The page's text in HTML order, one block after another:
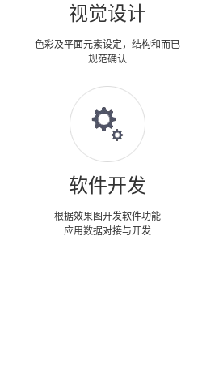
视觉设计
色彩及平面元素设定，结构和而已
规范确认
软件开发
根据效果图开发软件功能
应用数据对接与开发